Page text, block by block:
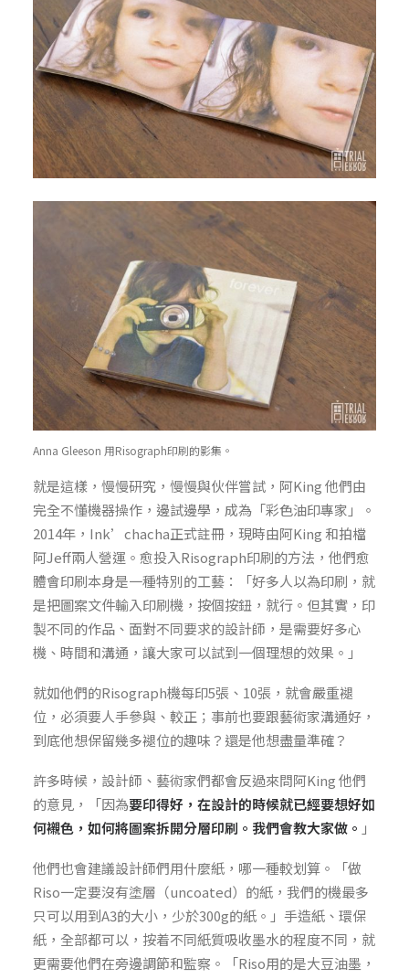
Anna Gleeson 用Risograph印刷的影集。
就是這樣，慢慢研究，慢慢與伙伴嘗試，阿King 他們由
完全不懂機器操作，邊試邊學，成為「彩色油印專家」。
2014年，Ink’chacha正式註冊，現時由阿King 和拍檔
阿Jeff兩人營運。愈投入Risograph印刷的方法，他們愈
體會印刷本身是一種特別的工藝：「好多人以為印刷，就
是把圖案文件輸入印刷機，按個按鈕，就行。但其實，印
製不同的作品、面對不同要求的設計師，是需要好多心
機、時間和溝通，讓大家可以試到一個理想的效果。」
就如他們的Risograph機每印5張、10張，就會嚴重褪
位，必須要人手參與、較正；事前也要跟藝術家溝通好，
到底他想保留幾多褪位的趣味？還是他想盡量準確？
許多時候，設計師、藝術家們都會反過來問阿King 他們
的意見，「因為要印得好，在設計的時候就已經要想好如
何襯色，如何將圖案拆開分層印刷。我們會教大家做。 」
他們也會建議設計師們用什麼紙，哪一種較划算。「做
Riso一定要沒有塗層（uncoated）的紙，我們的機最多
只可以用到A3的大小，少於300g的紙。」手造紙、環保
紙，全部都可以，按着不同紙質吸收墨水的程度不同，就
更需要他們在旁邊調節和監察。「Riso用的是大豆油墨，